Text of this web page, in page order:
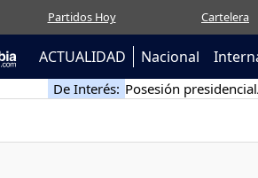
Partidos Hoy Cartelera
ACTUALIDAD Nacional
De Interés: Posesión presidencial